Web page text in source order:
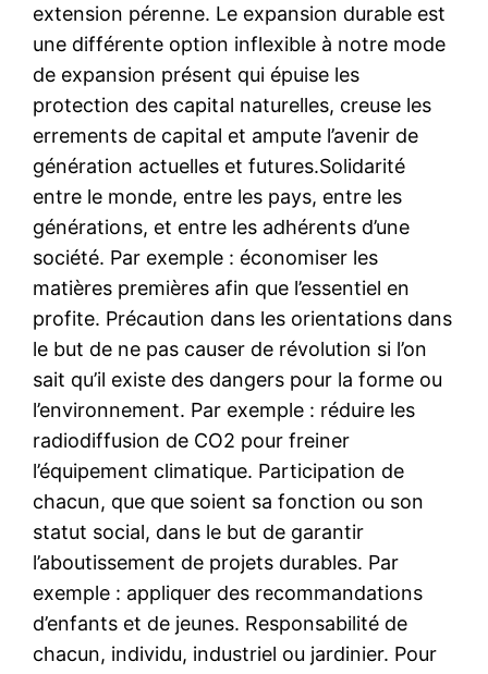
extension pérenne. Le expansion durable est
une différente option inflexible à notre mode
de expansion présent qui épuise les
protection des capital naturelles, creuse les
errements de capital et ampute l’avenir de
génération actuelles et futures.Solidarité
entre le monde, entre les pays, entre les
générations, et entre les adhérents d’une
société. Par exemple : économiser les
matières premières afin que l’essentiel en
profite. Précaution dans les orientations dans
le but de ne pas causer de révolution si l’on
sait qu’il existe des dangers pour la forme ou
l’environnement. Par exemple : réduire les
radiodiffusion de CO2 pour freiner
l’équipement climatique. Participation de
chacun, que que soient sa fonction ou son
statut social, dans le but de garantir
l’aboutissement de projets durables. Par
exemple : appliquer des recommandations
d’enfants et de jeunes. Responsabilité de
chacun, individu, industriel ou jardinier. Pour